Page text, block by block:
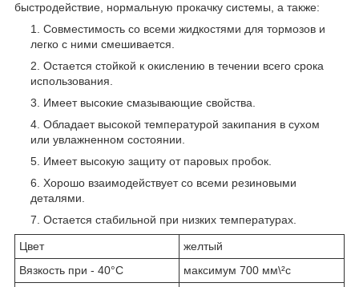
быстродействие, нормальную прокачку системы, а также:
Совместимость со всеми жидкостями для тормозов и
легко с ними смешивается.
Остается стойкой к окислению в течении всего срока
использования.
Имеет высокие смазывающие свойства.
Обладает высокой температурой закипания в сухом
или увлажненном состоянии.
Имеет высокую защиту от паровых пробок.
Хорошо взаимодействует со всеми резиновыми
деталями.
Остается стабильной при низких температурах.
Цвет
желтый
Вязкость при - 40°C
максимум 700 мм\²с